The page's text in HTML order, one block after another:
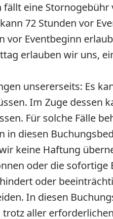
eine Stornogebühr
72 Stunden vor
vor Eventbeginn
erlauben wir uns,
unsererseits: Es
Im Zuge dessen
Für solche Fälle
in diesen
keine Haftung
oder die
oder
In diesen
trotz aller